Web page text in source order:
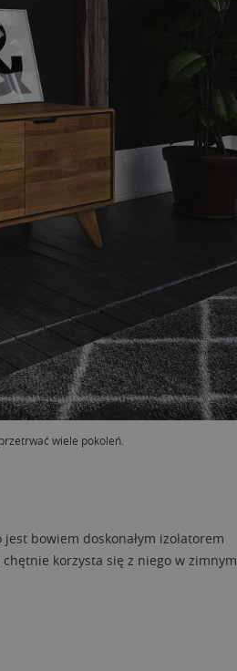
wiele pokoleń.
bowiem doskonałym izolatorem
korzysta się z niego w zimnym